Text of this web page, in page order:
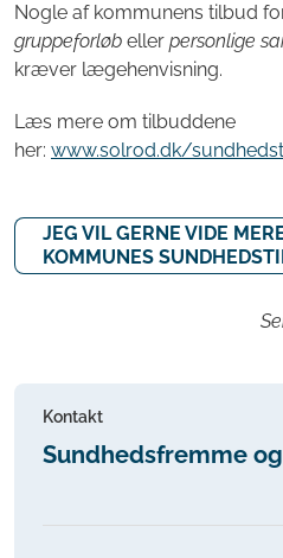
Nogle af kommunens tilbud
gruppeforløb eller personlige
kræver lægehenvisning.
Læs mere om tilbuddene
her: www.solrod.dk/
JEG VIL GERNE VIDE
KOMMUNES
Kontakt
Sundhedsfremme